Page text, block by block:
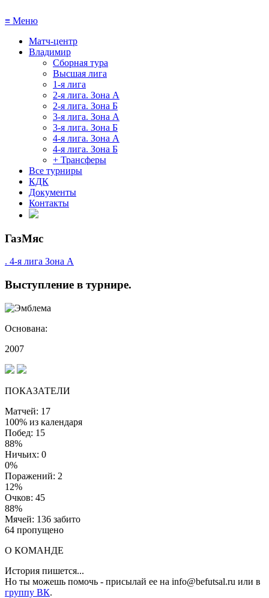
≡ Меню
Матч-центр
Владимир
Сборная тура
Высшая лига
1-я лига
2-я лига. Зона А
2-я лига. Зона Б
3-я лига. Зона А
3-я лига. Зона Б
4-я лига. Зона А
4-я лига. Зона Б
+ Трансферы
Все турниры
КДК
Документы
Контакты
ГазМяс
. 4-я лига Зона А
Выступление в турнире.
Основана:
2007
ПОКАЗАТЕЛИ
Матчей: 17
100% из календаря
Побед: 15
88%
Ничьих: 0
0%
Поражений: 2
12%
Очков: 45
88%
Мячей: 136 забито
64 пропущено
О КОМАНДЕ
История пишется...
Но ты можешь помочь - присылай ее на info@befutsal.ru или в
группу ВК.